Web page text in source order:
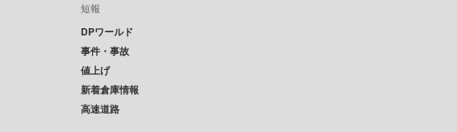
短報
DPワールド
事件・事故
値上げ
新着倉庫情報
高速道路